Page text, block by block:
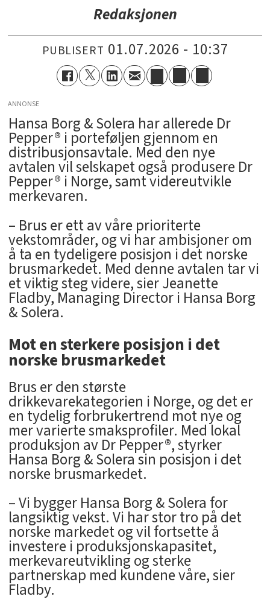
Redaksjonen
PUBLISERT 01.07.2026 - 10:37
ANNONSE
Hansa Borg & Solera har allerede Dr
Pepper® i porteføljen gjennom en
distribusjonsavtale. Med den nye
avtalen vil selskapet også produsere Dr
Pepper® i Norge, samt videreutvikle
merkevaren.
– Brus er ett av våre prioriterte
vekstområder, og vi har ambisjoner om
å ta en tydeligere posisjon i det norske
brusmarkedet. Med denne avtalen tar vi
et viktig steg videre, sier Jeanette
Fladby, Managing Director i Hansa Borg
& Solera.
Mot en sterkere posisjon i det
norske brusmarkedet
Brus er den største
drikkevarekategorien i Norge, og det er
en tydelig forbrukertrend mot nye og
mer varierte smaksprofiler. Med lokal
produksjon av Dr Pepper®, styrker
Hansa Borg & Solera sin posisjon i det
norske brusmarkedet.
– Vi bygger Hansa Borg & Solera for
langsiktig vekst. Vi har stor tro på det
norske markedet og vil fortsette å
investere i produksjonskapasitet,
merkevareutvikling og sterke
partnerskap med kundene våre, sier
Fladby.